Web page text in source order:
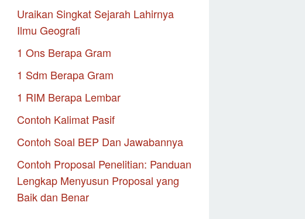
Uraikan Singkat Sejarah Lahirnya
Ilmu Geografi
1 Ons Berapa Gram
1 Sdm Berapa Gram
1 RIM Berapa Lembar
Contoh Kalimat Pasif
Contoh Soal BEP Dan Jawabannya
Contoh Proposal Penelitian: Panduan
Lengkap Menyusun Proposal yang
Baik dan Benar